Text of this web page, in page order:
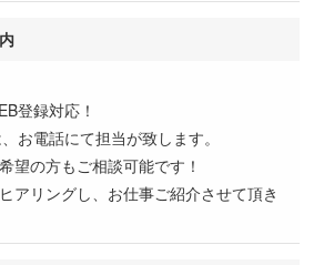
登録対応！
お電話にて担当が致します。
望の方もご相談可能です！
アリングし、お仕事ご紹介させて頂き